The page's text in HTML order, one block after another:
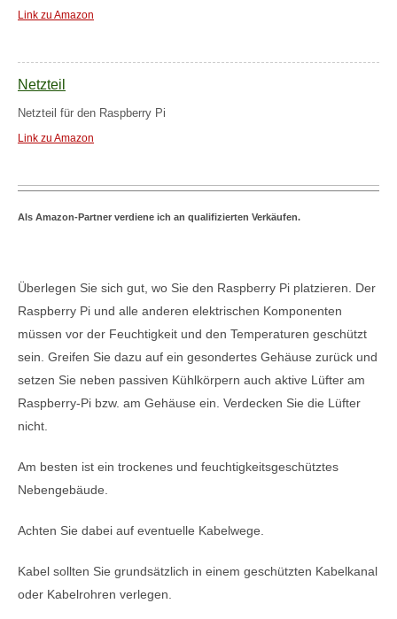
Link zu Amazon
Netzteil
Netzteil für den Raspberry Pi
Link zu Amazon
Als Amazon-Partner verdiene ich an qualifizierten Verkäufen.
Überlegen Sie sich gut, wo Sie den Raspberry Pi platzieren. Der
Raspberry Pi und alle anderen elektrischen Komponenten
müssen vor der Feuchtigkeit und den Temperaturen geschützt
sein. Greifen Sie dazu auf ein gesondertes Gehäuse zurück und
setzen Sie neben passiven Kühlkörpern auch aktive Lüfter am
Raspberry-Pi bzw. am Gehäuse ein. Verdecken Sie die Lüfter
nicht.
Am besten ist ein trockenes und feuchtigkeitsgeschütztes
Nebengebäude.
Achten Sie dabei auf eventuelle Kabelwege.
Kabel sollten Sie grundsätzlich in einem geschützten Kabelkanal
oder Kabelrohren verlegen.